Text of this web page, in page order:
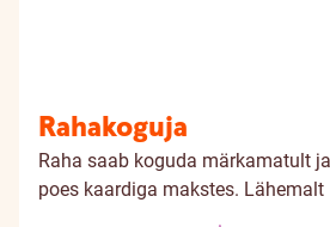
Rahakoguja
Raha saab koguda märkamatult
poes kaardiga makstes. Lähemalt